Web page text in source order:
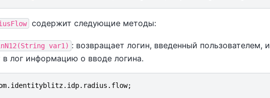
содержит следующие методы:
var1) : возвращает логин, введенный пользователем, и
в лог информацию о вводе логина.
;